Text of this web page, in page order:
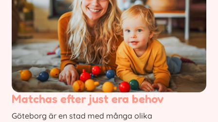
Matchas efter just era behov
Göteborg är en stad med många olika